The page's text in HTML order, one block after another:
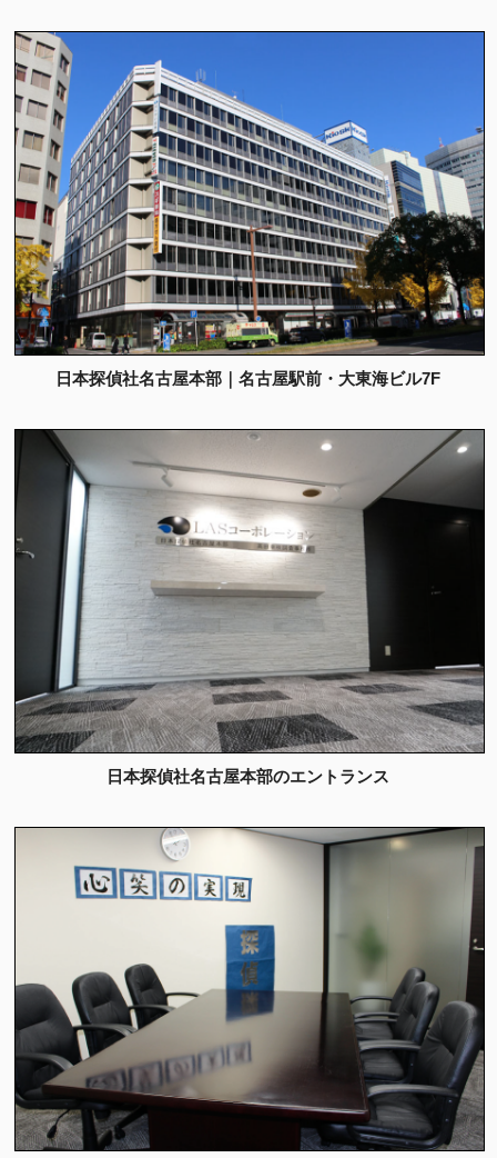
日本探偵社名古屋本部｜名古屋駅前・大東海ビル7F
日本探偵社名古屋本部のエントランス